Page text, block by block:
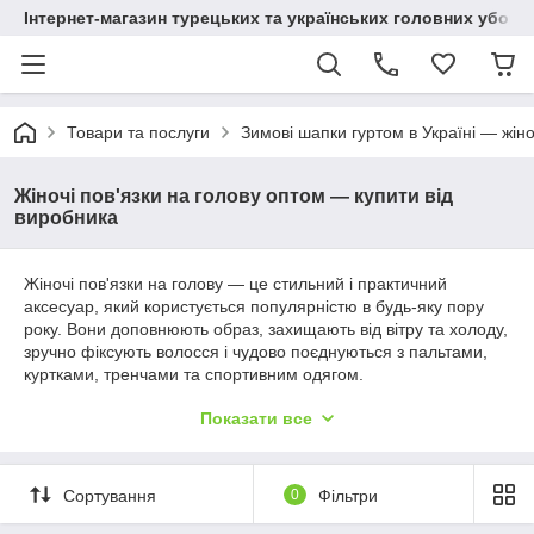
Інтернет-магазин турецьких та українських головних
Товари та послуги Зимові шапки гуртом в Україні —
Жіночі пов'язки на голову оптом — купити від
виробника
Жіночі пов'язки на голову — це стильний і практичний
аксесуар, який користується популярністю в будь-яку пору
року. Вони доповнюють образ, захищають від вітру та холоду,
зручно фіксують волосся і чудово поєднуються з пальтами,
куртками, тренчами та спортивним одягом.
на голову оптом безпосередньо від виробника. Ми
магазинів і підприємців за вигідними гуртовими цінами. Склад
знаходиться в Одесі (ринок 7 км), тому більшість замовлень
швидко відправляються по всій Україні.
Показати все
Сортування 0 Фільтри